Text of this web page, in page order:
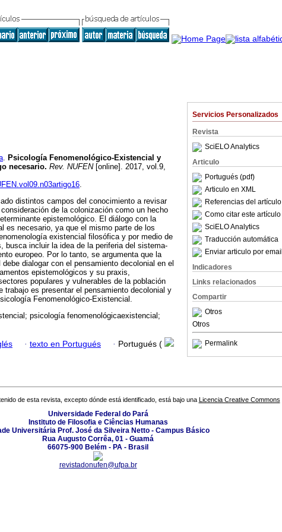
Servicios Personalizados
Revista
SciELO Analytics
Articulo
Portugués (pdf)
Articulo en XML
Referencias del artículo
Como citar este artículo
SciELO Analytics
Traducción automática
Enviar articulo por email
Indicadores
Links relacionados
Compartir
Otros
Otros
Permalink
. Psicología Fenomenológico-Existencial y
necesario. Rev. NUFEN[online]. 2017, vol.9,
.
distintos campos del conocimiento a revisar
de la colonización como un hecho
epistemológico. El diálogo con la
es necesario, ya que el mismo parte de los
existencial filosófica y por medio de
busca incluir la idea de la periferia del sistema-
europeo. Por lo tanto, se argumenta que la
dialogar con el pensamiento decolonial en el
epistemológicos y su praxis,
populares y vulnerables de la población
trabajo es presentar el pensamiento decolonial y
Fenomenológico-Existencial.
psicología fenomenológicaexistencial;
· texto en Portugués · Portugués (
de esta revista, excepto dónde está identificado, está bajo una Licencia Creative Commons
Universidade Federal do Pará
Instituto de Filosofia e Ciências Humanas
Universitária Prof. José da Silveira Netto - Campus Básico
Rua Augusto Corrêa, 01 - Guamá
66075-900 Belém - PA - Brasil
revistadonufen@ufpa.br